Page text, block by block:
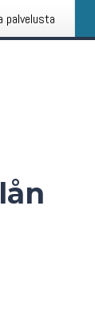
palvelusta